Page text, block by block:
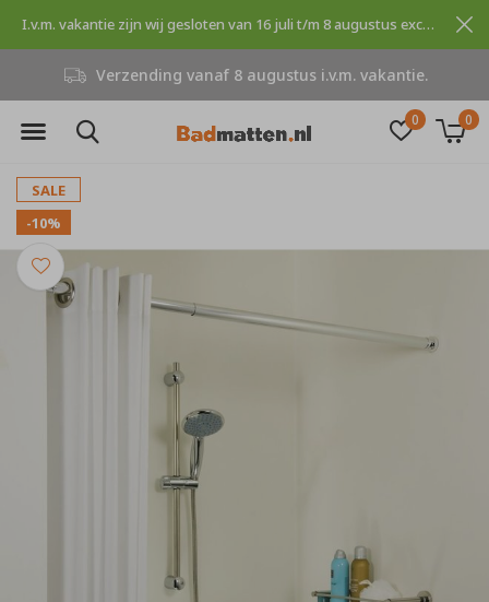
0 0
Niet goed, geld terug
I.v.m. vakantie zijn wij gesloten van 16 juli t/m 8 augustus excuses voor dit ongemak.
SALE
-10%